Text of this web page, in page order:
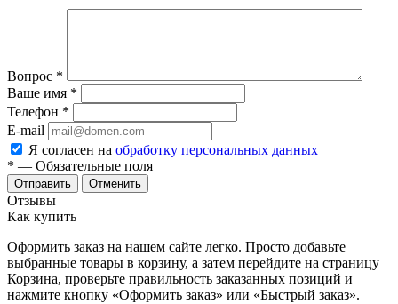
Вопрос *
Ваше имя *
Телефон *
E-mail
Я согласен на обработку персональных данных
* — Обязательные поля
Отменить
Отзывы
Как купить
Оформить заказ на нашем сайте легко. Просто добавьте
выбранные товары в корзину, а затем перейдите на страницу
Корзина, проверьте правильность заказанных позиций и
нажмите кнопку «Оформить заказ» или «Быстрый заказ».